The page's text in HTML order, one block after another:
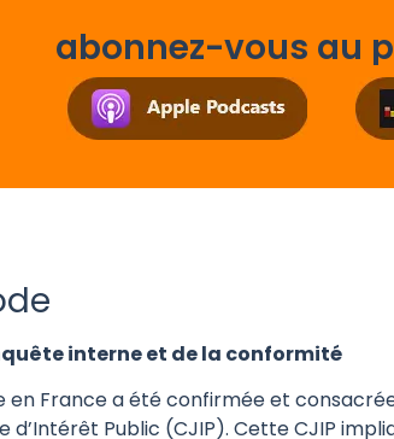
abonnez-vous au
interne et de la conformité
en France a été confirmée et
d’Intérêt Public (CJIP). Cette CJIP